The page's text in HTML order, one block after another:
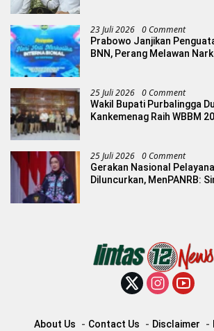
23 Juli 2026 0 Comment
Prabowo Janjikan
BNN, Perang Melawan
25 Juli 2026 0 Comment
Wakil Bupati Purbalingga
Kankemenag Raih WBBM
25 Juli 2026 0 Comment
Gerakan Nasional
Diluncurkan, MenPANRB:
About Us Contact Us Disclaimer